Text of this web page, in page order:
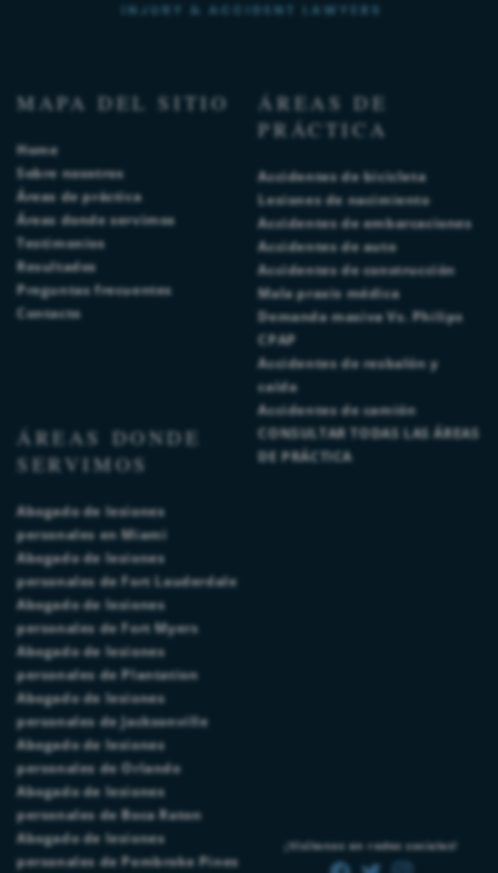
MAPA DEL SITIO
Home
Sobre nosotros
Áreas de práctica
Áreas donde servimos
Testimonios
Resultados
Preguntas frecuentes
Contacto
ÁREAS DE
PRÁCTICA
Accidentes de bicicleta
Lesiones de nacimiento
Accidentes de embarcaciones
Accidentes de auto
Accidentes de construcción
Mala praxis médica
Demanda masiva Vs. Philips
CPAP
Accidentes de resbalón y
caída
Accidentes de camión
CONSULTAR TODAS LAS ÁREAS
DE PRÁCTICA
ÁREAS DONDE
SERVIMOS
Abogado de lesiones
personales en Miami
Abogado de lesiones
personales de Fort Lauderdale
Abogado de lesiones
personales de Fort Myers
Abogado de lesiones
personales de Plantation
Abogado de lesiones
personales de Jacksonville
Abogado de lesiones
personales de Orlando
Abogado de lesiones
personales de Boca Raton
Abogado de lesiones
personales de Pembroke Pines
¡Visítenos en redes sociales!